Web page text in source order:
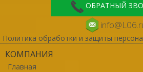
ОБРАТНЫЙ
Политика обработки и защиты
КОМПАНИЯ
Главная